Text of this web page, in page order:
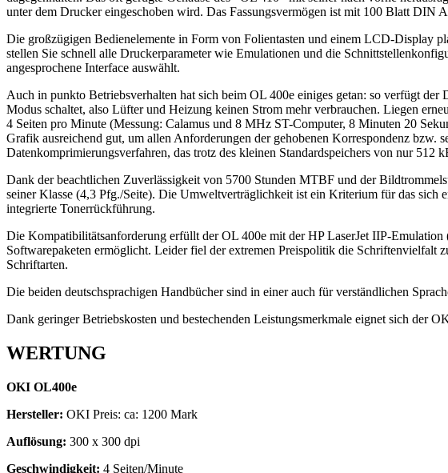
unter dem Drucker eingeschoben wird. Das Fassungsvermögen ist mit 100 Blatt DIN
Die großzügigen Bedienelemente in Form von Folientasten und einem LCD-Display
stellen Sie schnell alle Druckerparameter wie Emulationen und die
angesprochene Interface auswählt.
Auch in punkto Betriebsverhalten hat sich beim OL 400e einiges getan: so verfügt
Modus schaltet, also Lüfter und Heizung keinen Strom mehr verbrauchen. Liegen
4 Seiten pro Minute (Messung: Calamus und 8 MHz ST-Computer, 8 Minuten 20
Grafik ausreichend gut, um allen Anforderungen der gehobenen Korrespondenz
Datenkomprimierungsverfahren, das trotz des kleinen Standardspeichers von nur
Dank der beachtlichen Zuverlässigkeit von 5700 Stunden MTBF und der
seiner Klasse (4,3 Pfg./Seite). Die Umweltverträglichkeit ist ein Kriterium für das sich
integrierte Tonerrückführung.
Die Kompatibilitätsanforderung erfüllt der OL 400e mit der HP LaserJet IIP-
Softwarepaketen ermöglicht. Leider fiel der extremen Preispolitik die
Schriftarten.
Die beiden deutschsprachigen Handbücher sind in einer auch für verständlichen
Dank geringer Betriebskosten und bestechenden Leistungsmerkmale eignet sich der
WERTUNG
OKI OL400e
Hersteller: OKI Preis: ca: 1200 Mark
Auflösung: 300 x 300 dpi
Geschwindigkeit: 4 Seiten/Minute